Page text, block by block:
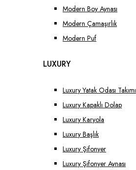
Modern Boy Aynası
Modern Çamaşırlık
Modern Puf
LUXURY
Luxury Yatak Odası Takımı
Luxury Kapaklı Dolap
Luxury Karyola
Luxury Başlık
Luxury Şifonyer
Luxury Şifonyer Aynası